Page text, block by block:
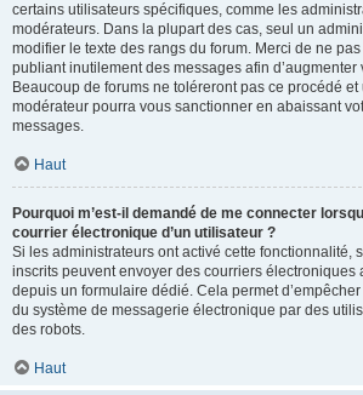
certains utilisateurs spécifiques, comme les
modérateurs. Dans la plupart des cas, seul un
modifier le texte des rangs du forum. Merci de ne
publiant inutilement des messages afin d’augmenter
Beaucoup de forums ne toléreront pas ce procédé
modérateur pourra vous sanctionner en abaissant
messages.
Haut
Pourquoi m’est-il demandé de me connecter
courrier électronique d’un utilisateur ?
Si les administrateurs ont activé cette fonctionnalité,
inscrits peuvent envoyer des courriers électroniques
depuis un formulaire dédié. Cela permet
du système de messagerie électronique par des
des robots.
Haut